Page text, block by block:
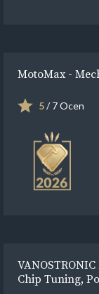
MotoMax -
5/ 7 Ocen
Chip Tuning,